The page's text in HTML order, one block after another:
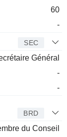
60
-
SEC
Général
-
-
BRD
du Conseil